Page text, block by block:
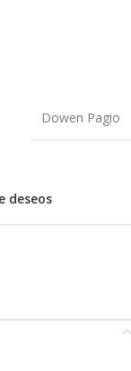
Dowen Pagio
deseos